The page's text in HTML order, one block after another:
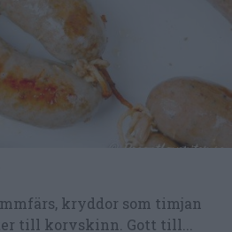
kryddor som timjan
till korvskinn. Gott till...